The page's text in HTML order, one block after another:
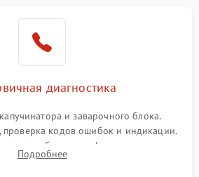
диагностика
и заварочного блока.
проверка кодов ошибок и индикации.
термоблока и кофемолки на слух.
и давления воды для выявления
Подробнее